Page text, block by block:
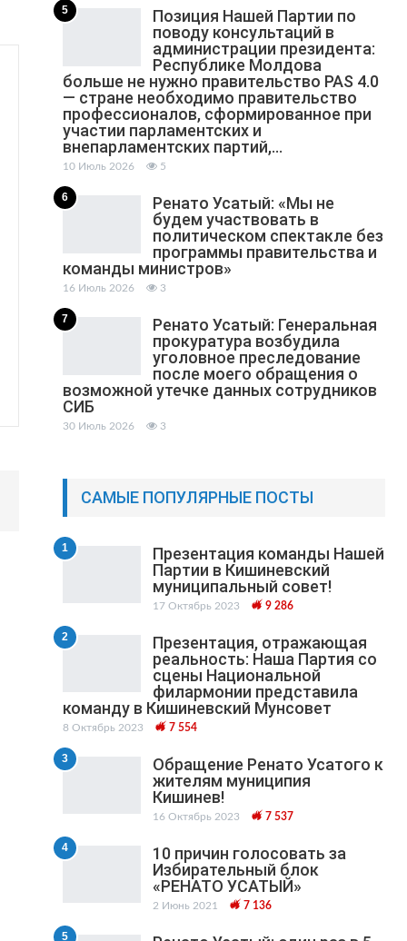
5
Позиция Нашей Партии по
поводу консультаций в
администрации президента:
Республике Молдова
больше не нужно правительство PAS 4.0
— стране необходимо правительство
профессионалов, сформированное при
участии парламентских и
внепарламентских партий,…
10 Июль 2026 5
6
Ренато Усатый: «Мы не
будем участвовать в
политическом спектакле без
программы правительства и
команды министров»
16 Июль 2026 3
7
Ренато Усатый: Генеральная
прокуратура возбудила
уголовное преследование
после моего обращения о
возможной утечке данных сотрудников
СИБ
30 Июль 2026 3
САМЫЕ ПОПУЛЯРНЫЕ ПОСТЫ
1
Презентация команды Нашей
Партии в Кишиневский
муниципальный cовет!
17 Октябрь 2023 9 286
2
Презентация, отражающая
реальность: Наша Партия со
сцены Национальной
филармонии представила
команду в Кишиневский Мунсовет
8 Октябрь 2023 7 554
3
Обращение Ренато Усатого к
жителям муниципия
Кишинев!
16 Октябрь 2023 7 537
4
10 причин голосовать за
Избирательный блок
«РЕНАТО УСАТЫЙ»
2 Июнь 2021 7 136
5